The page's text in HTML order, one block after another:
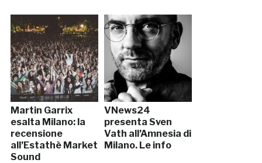
Martin Garrix
esalta Milano: la
recensione
all’Estathè Market
Sound
VNews24
presenta Sven
Vath all’Amnesia di
Milano. Le info